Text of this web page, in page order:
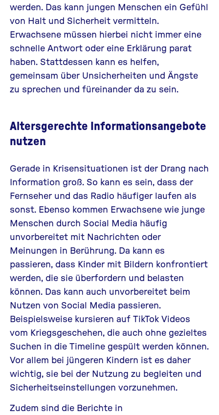
werden. Das kann jungen Menschen ein Gefühl
von Halt und Sicherheit vermitteln.
Erwachsene müssen hierbei nicht immer eine
schnelle Antwort oder eine Erklärung parat
haben. Stattdessen kann es helfen,
gemeinsam über Unsicherheiten und Ängste
zu sprechen und füreinander da zu sein.
Altersgerechte Informationsangebote
nutzen
Gerade in Krisensituationen ist der Drang nach
Information groß. So kann es sein, dass der
Fernseher und das Radio häufiger laufen als
sonst. Ebenso kommen Erwachsene wie junge
Menschen durch Social Media häufig
unvorbereitet mit Nachrichten oder
Meinungen in Berührung. Da kann es
passieren, dass Kinder mit Bildern konfrontiert
werden, die sie überfordern und belasten
können. Das kann auch unvorbereitet beim
Nutzen von Social Media passieren.
Beispielsweise kursieren auf TikTok Videos
vom Kriegsgeschehen, die auch ohne gezieltes
Suchen in die Timeline gespült werden können.
Vor allem bei jüngeren Kindern ist es daher
wichtig, sie bei der Nutzung zu begleiten und
Sicherheitseinstellungen vorzunehmen.
Zudem sind die Berichte in